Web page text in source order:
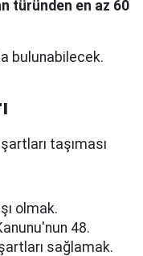
türünden en az 60
bulunabilecek.
taşıması
olmak.
48.
sağlamak.